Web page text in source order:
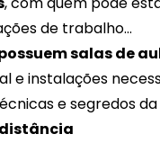
de trabalho...
salas de
e instalações
e segredos